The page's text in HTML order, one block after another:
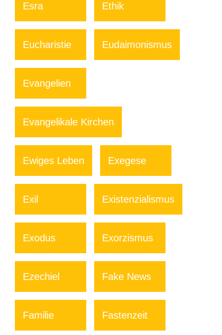
Esra Ethik
Eucharistie Eudaimonismus
Evangelien
Evangelikale Kirchen
Ewiges Leben Exegese
Exil Existenzialismus
Exodus Exorzismus
Ezechiel Fake News
Familie Fastenzeit